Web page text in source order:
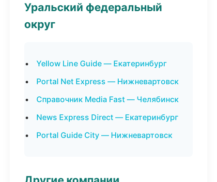
Уральский федеральный
округ
Yellow Line Guide — Екатеринбург
Portal Net Express — Нижневартовск
Справочник Media Fast — Челябинск
News Express Direct — Екатеринбург
Portal Guide City — Нижневартовск